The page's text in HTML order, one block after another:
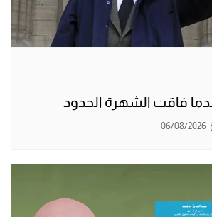
فاقت الشهرة الحدود
06/08/2026